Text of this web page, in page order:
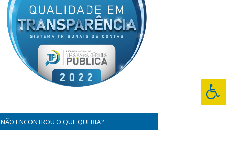
NÃO ENCONTROU O QUE QUERIA?